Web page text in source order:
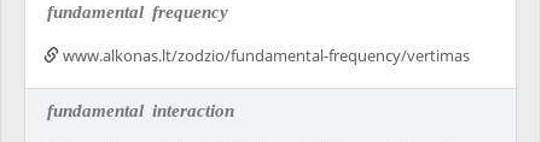
fundamental frequency
www.alkonas.lt/zodzio/fundamental-frequency/vertimas
fundamental interaction